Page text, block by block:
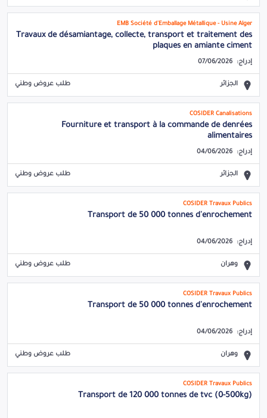
EMB Société d'Emballage Métallique - Usine Alger
Travaux de désamiantage, collecte, transport et traitement des
plaques en amiante ciment
إدراج: 07/06/2026
الجزائر طلب عروض وطني
COSIDER Canalisations
Fourniture et transport à la commande de denrées
alimentaires
إدراج: 04/06/2026
الجزائر طلب عروض وطني
COSIDER Travaux Publics
Transport de 50 000 tonnes d'enrochement
إدراج: 04/06/2026
وهران طلب عروض وطني
COSIDER Travaux Publics
Transport de 50 000 tonnes d'enrochement
إدراج: 04/06/2026
وهران طلب عروض وطني
COSIDER Travaux Publics
Transport de 120 000 tonnes de tvc (0-500kg)